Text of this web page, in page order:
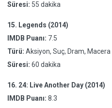
Süresi: 55 dakika
15. Legends (2014)
IMDB Puanı: 7.5
Türü: Aksiyon, Suç, Dram, Macera
Süresi: 60 dakika
16. 24: Live Another Day (2014)
IMDB Puanı: 8.3